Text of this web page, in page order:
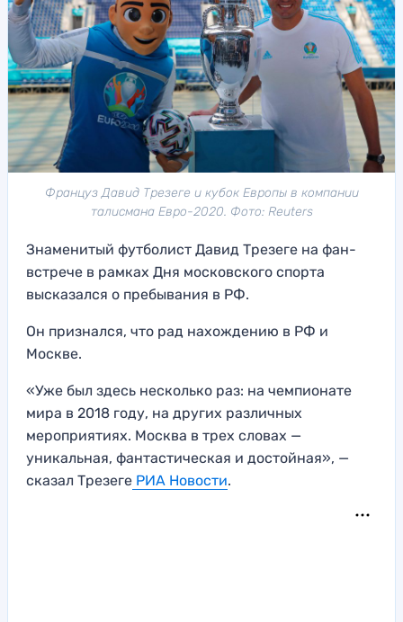
Француз Давид Трезеге и кубок Европы в компании
талисмана Евро-2020. Фото: Reuters
Знаменитый футболист Давид Трезеге на фан-
встрече в рамках Дня московского спорта
высказался о пребывания в РФ.
Он признался, что рад нахождению в РФ и
Москве.
«Уже был здесь несколько раз: на чемпионате
мира в 2018 году, на других различных
мероприятиях. Москва в трех словах —
уникальная, фантастическая и достойная», —
сказал Трезеге РИА Новости.